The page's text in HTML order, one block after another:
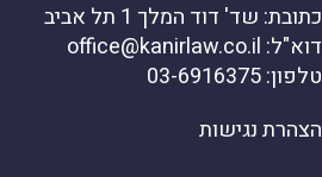
כתובת: שד' דוד המלך 1 תל אביב
דוא"ל: office@kanirlaw.co.il
טלפון: 03-6916375
הצהרת נגישות